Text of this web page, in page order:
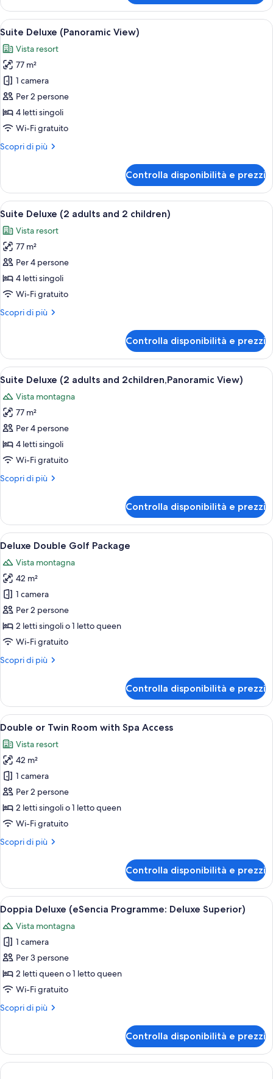
Deluxe,
vista
campo
golf
Apri
tutte
le
foto
per
Suite
Deluxe
(Panoramic
Una camera d'hotel con un letto
4
Suite Deluxe (Panoramic View)
Vista resort
77 m²
1 camera
Per 2 persone
4 letti singoli
Wi-Fi gratuito
Scopri di più
Altri
Deluxe
(Panoramic
View)
Controlla disponibilità e prezzi
Apri
tutte
le
foto
per
Suite
Deluxe
adults
children)
Una camera d'hotel con un letto
7
Suite Deluxe (2 adults and 2 children)
Vista resort
77 m²
Per 4 persone
4 letti singoli
Wi-Fi gratuito
Scopri di più
Altri
Deluxe
(2
adults
2
children)
Controlla disponibilità e prezzi
Apri
tutte
le
foto
per
Suite
Deluxe
adults
View)
Una camera d'hotel con un letto
5
Suite Deluxe (2 adults and 2children,Panoramic View)
Vista montagna
77 m²
Per 4 persone
4 letti singoli
Wi-Fi gratuito
Scopri di più
Altri
Deluxe
(2
adults
2children,Panoramic
View)
Controlla disponibilità e prezzi
Apri
tutte
le
foto
per
Deluxe
Double
Golf
Package
Una camera d'albergo con un letto,
3
Deluxe Double Golf Package
Vista montagna
42 m²
1 camera
Per 2 persone
2 letti singoli o 1 letto queen
Wi-Fi gratuito
Scopri di più
Altri
Double
Golf
Package
Controlla disponibilità e prezzi
Apri
tutte
le
foto
per
Double
or
Twin
with
Una camera d'albergo con un letto,
7
Double or Twin Room with Spa Access
Vista resort
42 m²
1 camera
Per 2 persone
2 letti singoli o 1 letto queen
Wi-Fi gratuito
Scopri di più
Altri
or
Twin
Room
with
Spa
Access
Controlla disponibilità e prezzi
Apri
tutte
le
foto
per
Doppia
Deluxe
Programme:
Una stanza moderna con un tavolo
9
Doppia Deluxe (eSencia Programme: Deluxe Superior)
Vista montagna
1 camera
Per 3 persone
2 letti queen o 1 letto queen
Wi-Fi gratuito
Scopri di più
Altri
Deluxe
(eSencia
Programme:
Controlla disponibilità e prezzi